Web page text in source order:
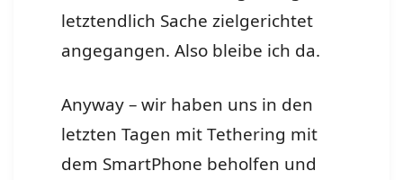
letztendlich Sache zielgerichtet
angegangen. Also bleibe ich da.
Anyway – wir haben uns in den
letzten Tagen mit Tethering mit
dem SmartPhone beholfen und